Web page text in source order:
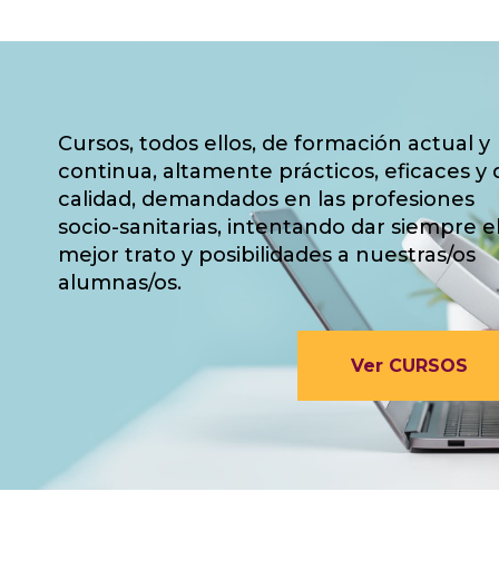
Cursos, todos ellos, de formación actual y
continua, altamente prácticos, eficaces y
calidad, demandados en las profesiones
socio-sanitarias, intentando dar siempre
mejor trato y posibilidades a nuestras/os
alumnas/os.
Ver CURSOS